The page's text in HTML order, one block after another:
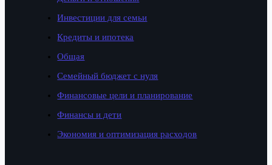
Инвестиции для семьи
Кредиты и ипотека
Общая
Семейный бюджет с нуля
Финансовые цели и планирование
Финансы и дети
Экономия и оптимизация расходов